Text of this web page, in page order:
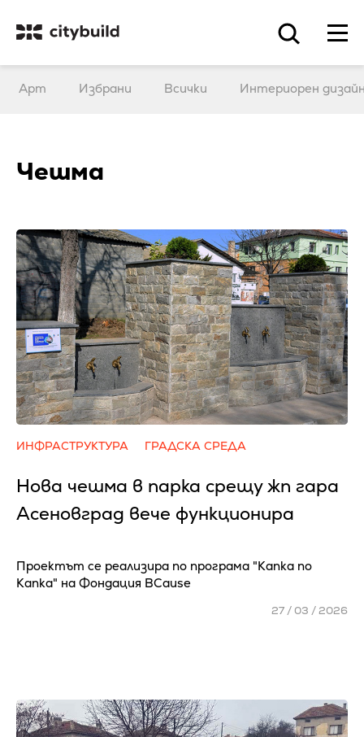
Арт Избрани Всички Интериорен
Чешма
ИНФРАСТРУКТУРА ГРАДСКА СРЕДА
Нова чешма в парка срещу жп гара
Асеновград вече функционира
Проектът се реализира по програма "Kапка по
Kапка" на Фондация BCause
27 / 03 / 2026